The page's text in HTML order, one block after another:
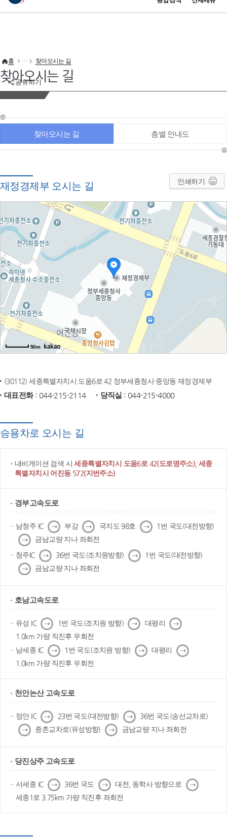
이 누리집은 대한민국 공식 전자정부 누리집입니다.
공유하기
홈 찾아오시는 길
찾아오시는 길
찾아오시는 길 층별 안내도
재정경제부 오시는 길 인쇄하기
50m
(30112) 세종특별자치시 도움6로 42 정부세종청사 중앙동 재정경제부
대표전화: 044-215-2114 당직실 : 044-215-4000
승용차로 오시는 길
내비게이션 검색 시세종특별자치시 도움6로 42(도로명주소), 세종
특별자치시 어진동 572(지번주소)
경부고속도로
남청주 IC 다
음
부강 다
음
국지도 98호 다
음
1번 국도(대전방향)
다
음
금남교량 지나 좌회전
청주IC 다
음
36번 국도(조치원방향) 다
음
1번 국도(대전방향)
다
음
금남교량 지나 좌회전
호남고속도로
유성 IC 다
음
1번 국도(조치원 방향) 다
음
대평리 다
음
1.0km 가량 직진후 우회전
남세종 IC 다
음
1번 국도(조치원 방향) 다
음
대평리
다
음
1.0km 가량 직진후 우회전
천안논산 고속도로
정안 IC 다
음
23번 국도(대전방향) 다
음
36번 국도(송선교차로)
다
음
종촌교차로(유성방향) 다
음
금남교량 지나 좌회전
당진상주 고속도로
서세종 IC 다
음
36번 국도 다
음
대전, 동학사 방향으로 다
음
세종1로 3.75km 가량 직진후 좌회전